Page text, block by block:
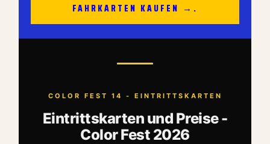
FAHRKARTEN KAUFEN →.
COLOR FEST 14 - EINTRITTSKARTEN
Eintrittskarten und Preise -
Color Fest 2026